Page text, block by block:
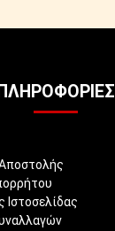
ΠΛΗΡΟΦΟΡΊΕΣ
Ιστοσελίδας